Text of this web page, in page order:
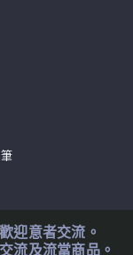
迎意者交流。
流及流當商品。